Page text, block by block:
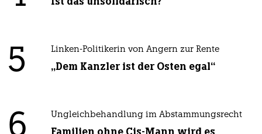
5 Linken-Politikerin von Angern zur Rente
„Dem Kanzler ist der Osten egal“
Ungleichbehandlung im Abstammungsrecht